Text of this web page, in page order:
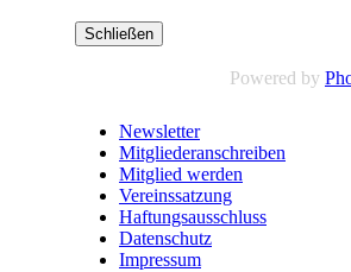
Schließen
Powered by
Newsletter
Mitgliederanschreiben
Mitglied werden
Vereinssatzung
Haftungsausschluss
Datenschutz
Impressum